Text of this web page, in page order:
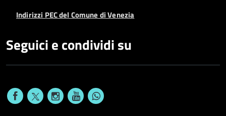
Indirizzi PEC del Comune di Venezia
Seguici e condividi su